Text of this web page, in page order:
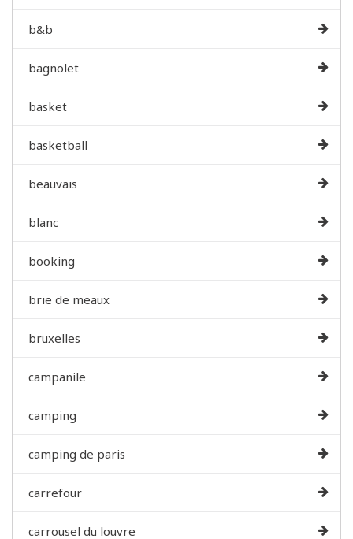
b&b
bagnolet
basket
basketball
beauvais
blanc
booking
brie de meaux
bruxelles
campanile
camping
camping de paris
carrefour
carrousel du louvre